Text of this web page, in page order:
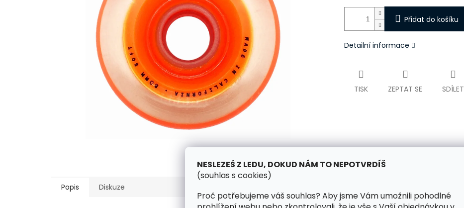
NESLEZEŠ Z LEDU, DOKUD NÁM TO NEPOTVRDÍŠ
(souhlas s cookies)
Proč potřebujeme váš souhlas? Aby jsme Vám umožnili pohodlné
Přidat do košíku
Detailní informace
TISK ZEPTAT SE SDÍLET
Popis Diskuze